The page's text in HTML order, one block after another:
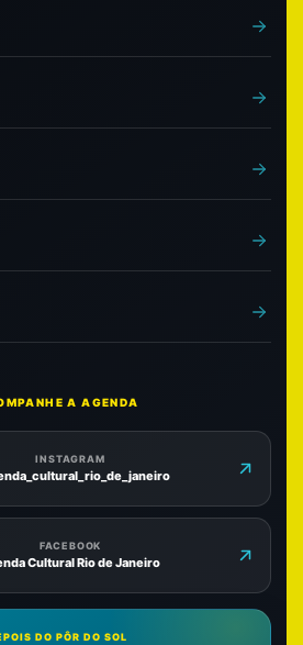
A AGENDA
INSTAGRAM
FACEBOOK
Cultural Rio de Janeiro
DO PÔR DO SOL